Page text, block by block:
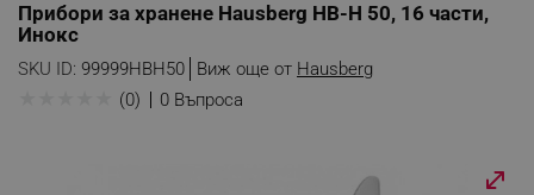
Прибори за хранене Hausberg HB-H 50, 16 части,
Инокс
SKU ID: 99999HBH50 Виж още от Hausberg
(0) 0 Въпроса